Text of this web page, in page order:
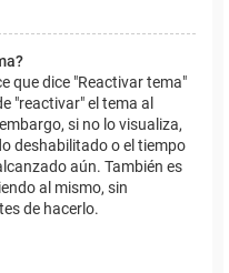
que dice "Reactivar tema"
"reactivar" el tema al
si no lo visualiza,
deshabilitado o el tiempo
aún. También es
al mismo, sin
de hacerlo.